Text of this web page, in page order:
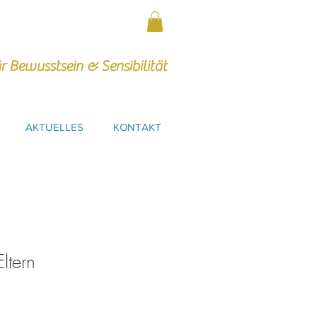
Bewusstsein & Sensibilität
AKTUELLES KONTAKT